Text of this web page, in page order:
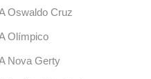
Oswaldo Cruz
Olímpico
Nova Gerty